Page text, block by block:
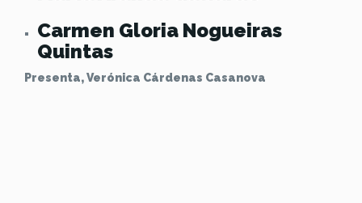
Carmen Gloria Nogueiras
Quintas
Presenta, Verónica Cárdenas Casanova